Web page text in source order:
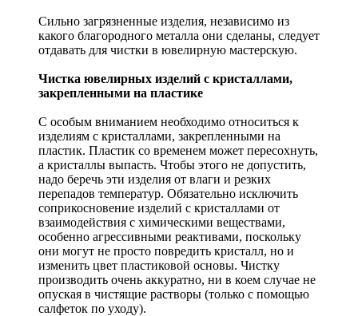
Сильно загрязненные изделия, независимо из
какого благородного металла они сделаны, следует
отдавать для чистки в ювелирную мастерскую.
Чистка ювелирных изделий с кристаллами,
закрепленными на пластике
С особым вниманием необходимо относиться к
изделиям с кристаллами, закрепленными на
пластик. Пластик со временем может пересохнуть,
а кристаллы выпасть. Чтобы этого не допустить,
надо беречь эти изделия от влаги и резких
перепадов температур. Обязательно исключить
соприкосновение изделий с кристаллами от
взаимодействия с химическими веществами,
особенно агрессивными реактивами, поскольку
они могут не просто повредить кристалл, но и
изменить цвет пластиковой основы. Чистку
производить очень аккуратно, ни в коем случае не
опуская в чистящие растворы (только с помощью
салфеток по уходу).